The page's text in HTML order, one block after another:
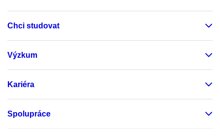
Chci studovat
Výzkum
Kariéra
Spolupráce